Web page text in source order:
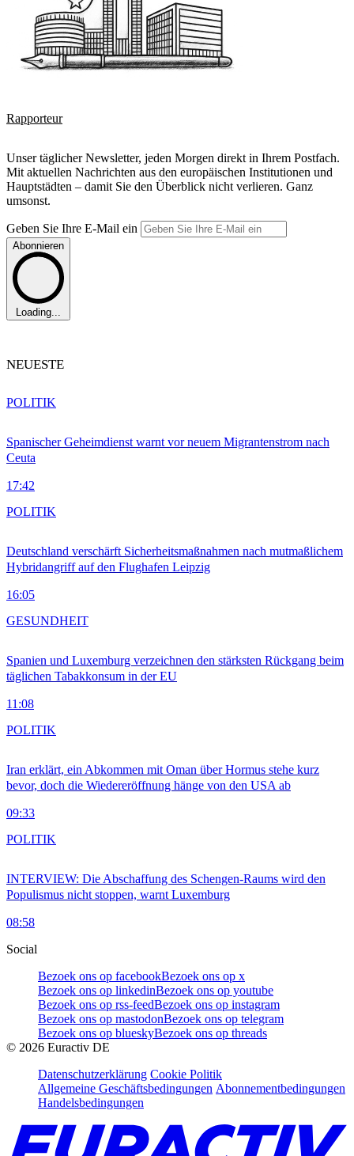
Rapporteur
Unser täglicher Newsletter, jeden Morgen direkt in Ihrem Postfach.
Mit aktuellen Nachrichten aus den europäischen Institutionen und
Hauptstädten – damit Sie den Überblick nicht verlieren. Ganz
umsonst.
Geben Sie Ihre E-Mail ein
Abonnieren
Loading...
NEUESTE
Spanischer Geheimdienst warnt vor neuem Migrantenstrom nach
Ceuta
17:42
POLITIK
Deutschland verschärft Sicherheitsmaßnahmen nach mutmaßlichem
Hybridangriff auf den Flughafen Leipzig
16:05
POLITIK
Spanien und Luxemburg verzeichnen den stärksten Rückgang beim
täglichen Tabakkonsum in der EU
11:08
GESUNDHEIT
Iran erklärt, ein Abkommen mit Oman über Hormus stehe kurz
bevor, doch die Wiedereröffnung hänge von den USA ab
09:33
POLITIK
INTERVIEW: Die Abschaffung des Schengen-Raums wird den
Populismus nicht stoppen, warnt Luxemburg
08:58
POLITIK
Social
Bezoek ons op facebookBezoek ons op x
Bezoek ons op linkedinBezoek ons op youtube
Bezoek ons op rss-feedBezoek ons op instagram
Bezoek ons op mastodonBezoek ons op telegram
Bezoek ons op blueskyBezoek ons op threads
© 2026 Euractiv DE
Datenschutzerklärung Cookie Politik
Allgemeine Geschäftsbedingungen Abonnementbedingungen
Handelsbedingungen